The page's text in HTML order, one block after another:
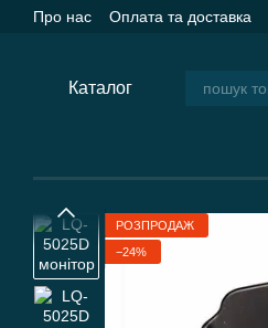
Перейти до основного контенту
Про нас Оплата та доставка
Каталог
РОЗПРОДАЖ
−24%